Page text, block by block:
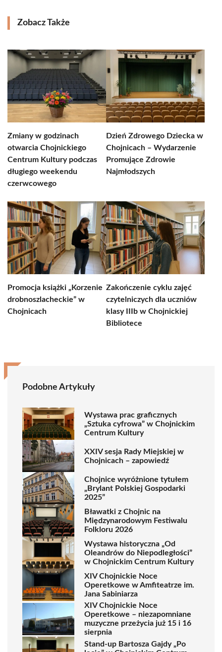
Zobacz Także
Zmiany w godzinach
otwarcia Chojnickiego
Centrum Kultury podczas
długiego weekendu
czerwcowego
Dzień Zdrowego Dziecka w
Chojnicach – Wydarzenie
Promujące Zdrowie
Najmłodszych
Promocja książki „Korzenie
drobnoszlacheckie” w
Chojnicach
Zakończenie cyklu zajęć
czytelniczych dla uczniów
klasy IIIb w Chojnickiej
Bibliotece
Podobne Artykuły
Wystawa prac graficznych
„Sztuka cyfrowa” w Chojnickim
Centrum Kultury
XXIV sesja Rady Miejskiej w
Chojnicach – zapowiedź
Chojnice wyróżnione tytułem
„Brylant Polskiej Gospodarki
2025”
Bławatki z Chojnic na
Międzynarodowym Festiwalu
Folkloru 2026
Wystawa historyczna „Od
Oleandrów do Niepodległości”
w Chojnickim Centrum Kultury
XIV Chojnickie Noce
Operetkowe w Amfiteatrze im.
Jana Sabiniarza
XIV Chojnickie Noce
Operetkowe – niezapomniane
muzyczne przeżycia już 15 i 16
sierpnia
Stand-up Bartosza Gajdy „Po